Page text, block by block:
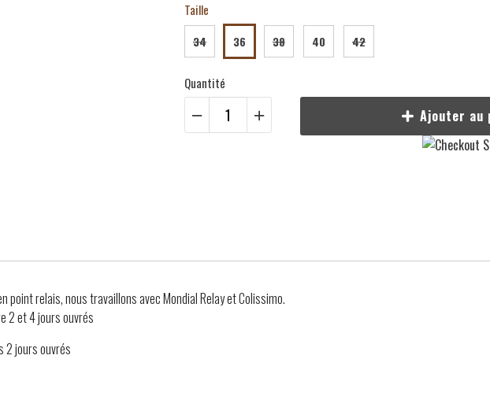
Taille
34 36 38 40 42
Quantité
Ajouter au
point relais, nous travaillons avec Mondial Relay et Colissimo.
2 et 4 jours ouvrés
2 jours ouvrés